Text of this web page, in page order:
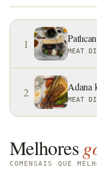
1 MEAT
2 Adana
MEAT
Melhores
COMENSAIS QUE